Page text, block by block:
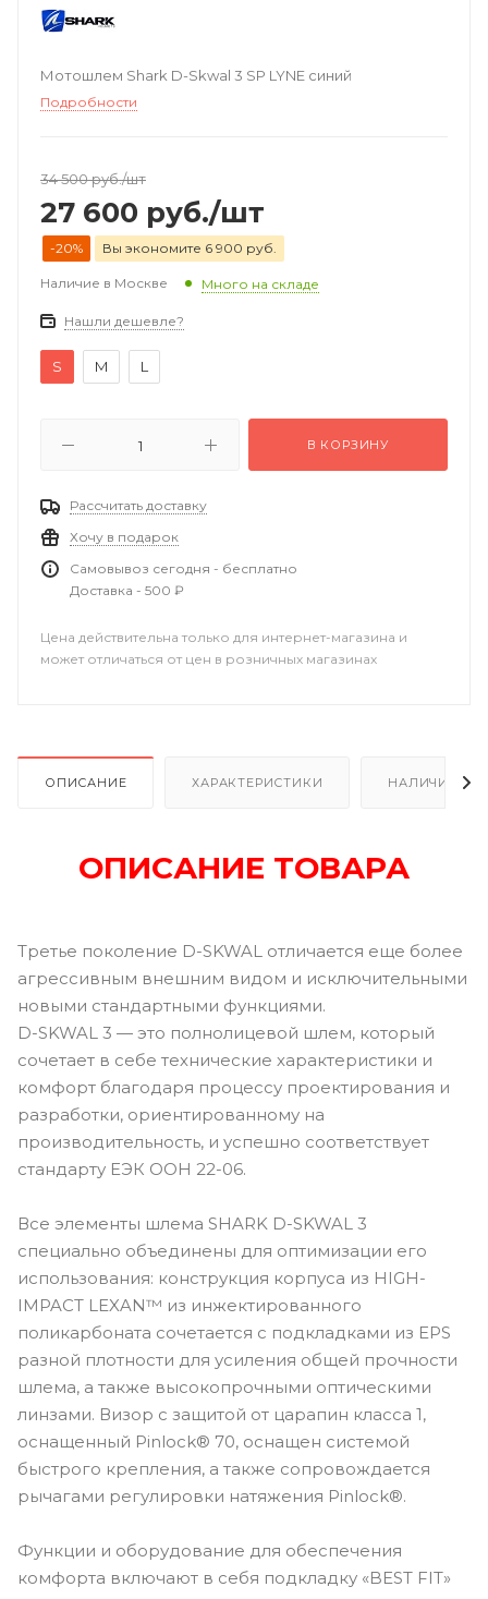
Мотошлем Shark D-Skwal 3 SP LYNE синий
Подробности
34 500руб./шт
27 600 руб./шт
-20% Вы экономите 6 900 руб.
Наличие в Москве Много на складе
Нашли дешевле?
S M L
В КОРЗИНУ
Рассчитать доставку
Хочу в подарок
Самовывоз сегодня - бесплатно
Доставка - 500 ₽
Цена действительна только для интернет-магазина и
может отличаться от цен в розничных магазинах
ОПИСАНИЕ ХАРАКТЕРИСТИКИ НАЛИЧИЕ
ОПИСАНИЕ ТОВАРА
Третье поколение D-SKWAL отличается еще более
агрессивным внешним видом и исключительными
новыми стандартными функциями.
D-SKWAL 3 — это полнолицевой шлем, который
сочетает в себе технические характеристики и
комфорт благодаря процессу проектирования и
разработки, ориентированному на
производительность, и успешно соответствует
стандарту ЕЭК ООН 22-06.
Все элементы шлема SHARK D-SKWAL 3
специально объединены для оптимизации его
использования: конструкция корпуса из HIGH-
IMPACT LEXAN™ из инжектированного
поликарбоната сочетается с подкладками из EPS
разной плотности для усиления общей прочности
шлема, а также высокопрочными оптическими
линзами. Визор с защитой от царапин класса 1,
оснащенный Pinlock® 70, оснащен системой
быстрого крепления, а также сопровождается
рычагами регулировки натяжения Pinlock®.
Функции и оборудование для обеспечения
комфорта включают в себя подкладку «BEST FIT»